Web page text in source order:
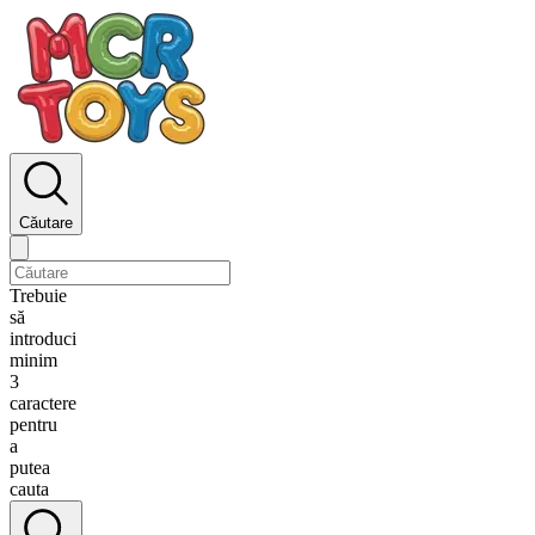
Căutare
Trebuie
să
introduci
minim
3
caractere
pentru
a
putea
cauta